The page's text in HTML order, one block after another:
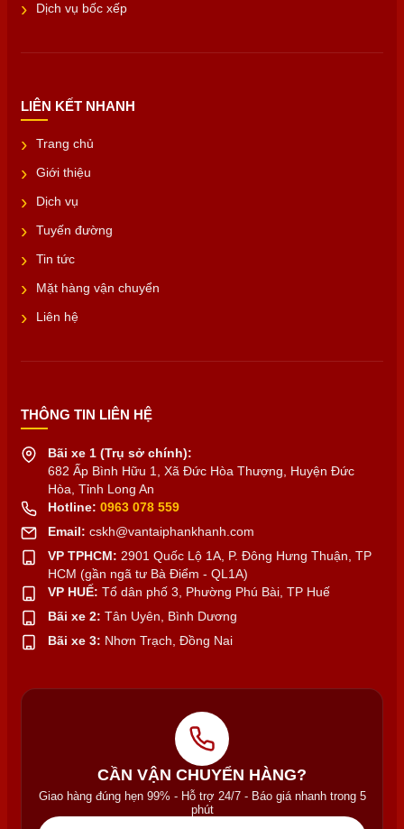
Dịch vụ bốc xếp
LIÊN KẾT NHANH
Trang chủ
Giới thiệu
Dịch vụ
Tuyến đường
Tin tức
Mặt hàng vận chuyển
Liên hệ
THÔNG TIN LIÊN HỆ
Bãi xe 1 (Trụ sở chính):
682 Ấp Bình Hữu 1, Xã Đức Hòa Thượng, Huyện Đức
Hòa, Tỉnh Long An
Hotline: 0963 078 559
Email: cskh@vantaiphankhanh.com
VP TPHCM: 2901 Quốc Lộ 1A, P. Đông Hưng Thuận, TP
HCM (gần ngã tư Bà Điểm - QL1A)
VP HUẾ: Tổ dân phố 3, Phường Phú Bài, TP Huế
Bãi xe 2: Tân Uyên, Bình Dương
Bãi xe 3: Nhơn Trạch, Đồng Nai
CẦN VẬN CHUYỂN HÀNG?
Giao hàng đúng hẹn 99% - Hỗ trợ 24/7 - Báo giá nhanh trong 5
phút